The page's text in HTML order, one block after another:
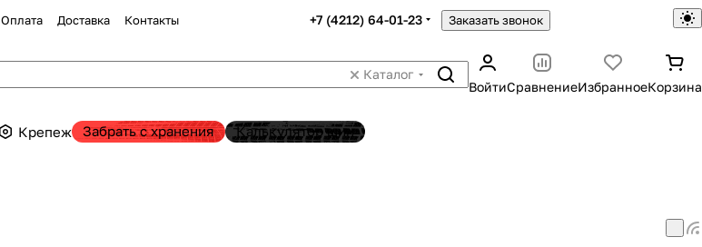
Оплата Доставка Контакты +7 (4212) 64-01-23 Заказать звонок
Каталог
ВойтиСравнениеИзбранноеКорзина
Крепеж Забрать с хранения Калькулятор шин